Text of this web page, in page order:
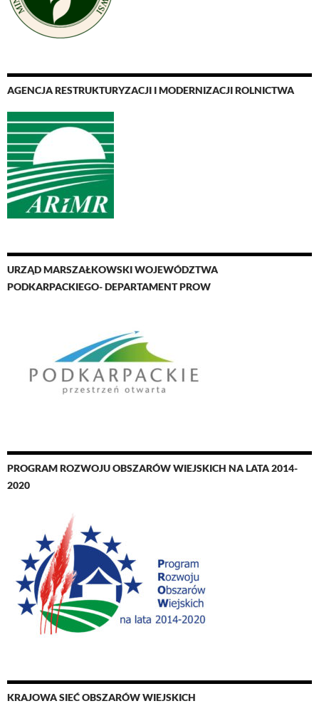
AGENCJA RESTRUKTURYZACJI I MODERNIZACJI ROLNICTWA
URZĄD MARSZAŁKOWSKI WOJEWÓDZTWA
PODKARPACKIEGO- DEPARTAMENT PROW
PROGRAM ROZWOJU OBSZARÓW WIEJSKICH NA LATA 2014-
2020
KRAJOWA SIEĆ OBSZARÓW WIEJSKICH